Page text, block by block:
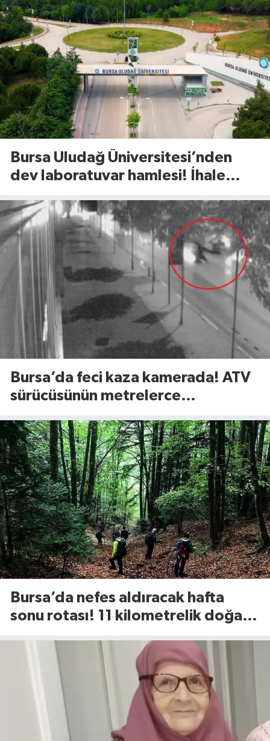
Bursa Uludağ Üniversitesi’nden
dev laboratuvar hamlesi! İhale
Bursa’da feci kaza kamerada! ATV
sürücüsünün metrelerce
Bursa’da nefes aldıracak hafta
sonu rotası! 11 kilometrelik doğa